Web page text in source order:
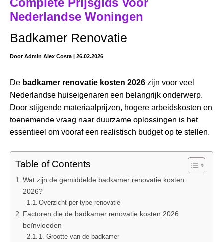
Complete Prijsgids Voor
Nederlandse Woningen
Badkamer Renovatie
DoorAdmin Alex Costa | 26.02.2026
De badkamer renovatie kosten 2026 zijn voor veel
Nederlandse huiseigenaren een belangrijk onderwerp.
Door stijgende materiaalprijzen, hogere arbeidskosten en
toenemende vraag naar duurzame oplossingen is het
essentieel om vooraf een realistisch budget op te stellen.
Table of Contents
Wat zijn de gemiddelde badkamer renovatie kosten
2026?
Overzicht per type renovatie
Factoren die de badkamer renovatie kosten 2026
beïnvloeden
1. Grootte van de badkamer